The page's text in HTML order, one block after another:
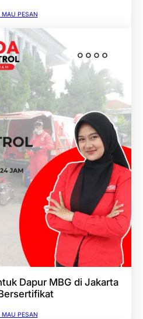
MAU PESAN
Dapur MBG di Jakarta
MAU PESAN